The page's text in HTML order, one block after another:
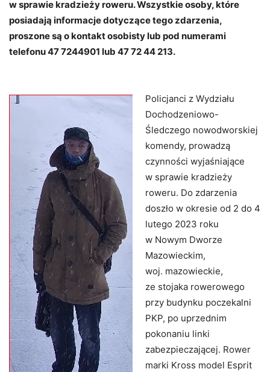
w sprawie kradzieży roweru. Wszystkie osoby, które
posiadają informacje dotyczące tego zdarzenia,
proszone są o kontakt osobisty lub pod numerami
telefonu 47 7244901 lub 47 72 44 213.
Policjanci z Wydziału
Dochodzeniowo-
Śledczego nowodworskiej
komendy, prowadzą
czynności wyjaśniające
w sprawie kradzieży
roweru. Do zdarzenia
doszło w okresie od 2 do 4
lutego 2023 roku
w Nowym Dworze
Mazowieckim,
woj. mazowieckie,
ze stojaka rowerowego
przy budynku poczekalni
PKP, po uprzednim
pokonaniu linki
zabezpieczającej. Rower
marki Kross model Esprit